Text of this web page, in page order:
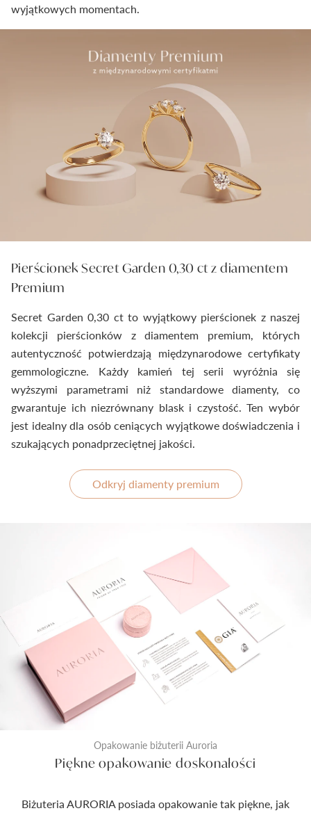
wyjątkowych momentach.
Pierścionek Secret Garden 0,30 ct z diamentem
Premium
Secret Garden 0,30 ct to wyjątkowy pierścionek z naszej
kolekcji pierścionków z diamentem premium, których
autentyczność potwierdzają międzynarodowe certyfikaty
gemmologiczne. Każdy kamień tej serii wyróżnia się
wyższymi parametrami niż standardowe diamenty, co
gwarantuje ich niezrównany blask i czystość. Ten wybór
jest idealny dla osób ceniących wyjątkowe doświadczenia i
szukających ponadprzeciętnej jakości.
Odkryj diamenty premium
Opakowanie biżuterii Auroria
Piękne opakowanie doskonałości
Biżuteria AURORIA posiada opakowanie tak piękne, jak